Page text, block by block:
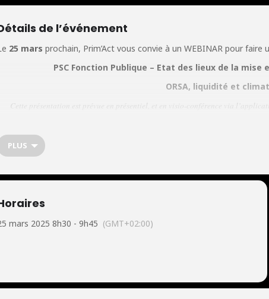
de l’événement
25 mars prochain, Prim’Act vous convie à un WEBINAR pour
PSC Fonction Publique – Etat des lieux de la
ORSA, liquidité et
Cette présentation est prévue en présentiel, et en visio-conférence via
PLUS
mars 2025 8h30 - 9h45 (GMT+02:00)